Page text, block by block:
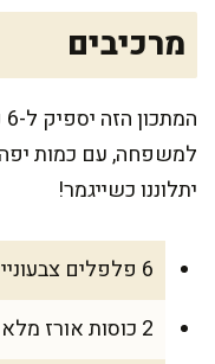
מרכיבים
למשפחה, עם כמות
יתלוננו כשייגמר!
6 פלפלים צבעוניים – אדום, צהוב או כתום
2 כוסות אורז מלא מבושל